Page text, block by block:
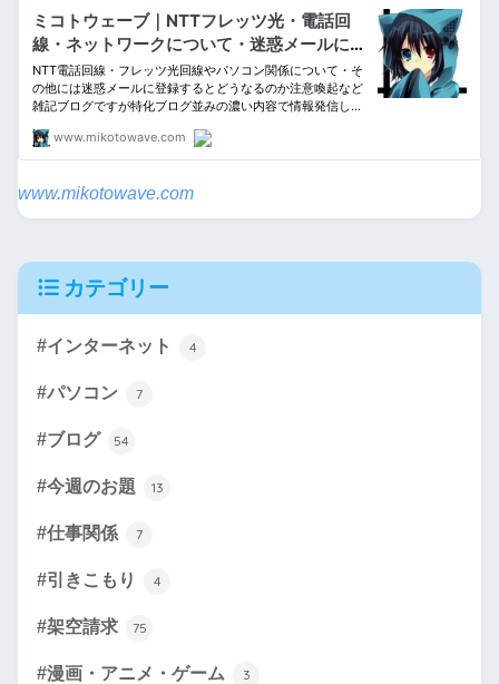
www.mikotowave.com
カテゴリー
#インターネット 4
#パソコン 7
#ブログ 54
#今週のお題 13
#仕事関係 7
#引きこもり 4
#架空請求 75
#漫画・アニメ・ゲーム 3